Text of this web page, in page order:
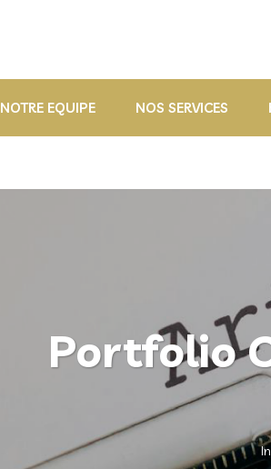
NOTRE EQUIPE NOS SERVICES
Portfolio